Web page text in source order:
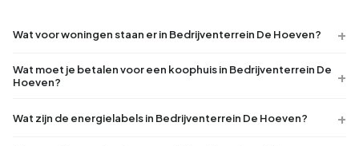
Wat voor woningen staan er in Bedrijventerrein De Hoeven?
Wat moet je betalen voor een koophuis in Bedrijventerrein De
Hoeven?
Wat zijn de energielabels in Bedrijventerrein De Hoeven?